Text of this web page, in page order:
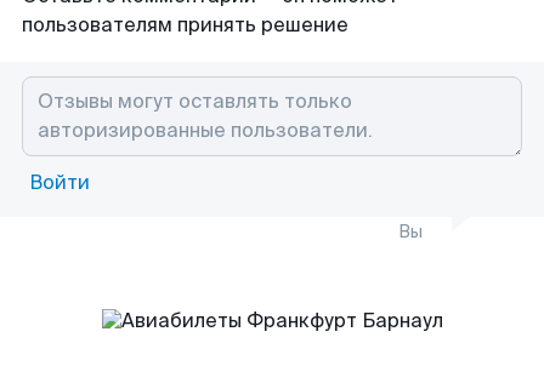
пользователям принять решение
Войти
Вы